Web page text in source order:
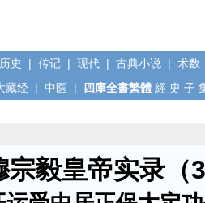
历史 | 传记 | 现代 | 古典小说 | 术数
藏经 | 中医 | 四庫全書繁體 經 史 子
宗毅皇帝实录（